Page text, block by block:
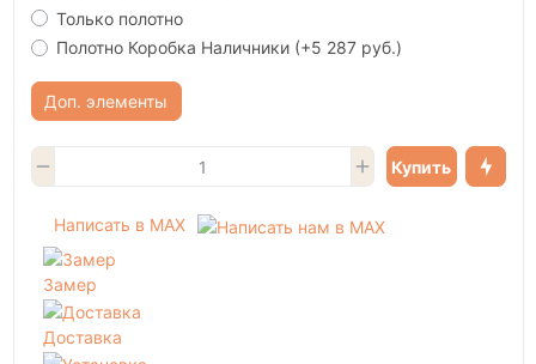
Только полотно
Полотно Коробка Наличники (+5 287 руб.)
Доп. элементы
Купить
Написать в MAX
Замер
Доставка